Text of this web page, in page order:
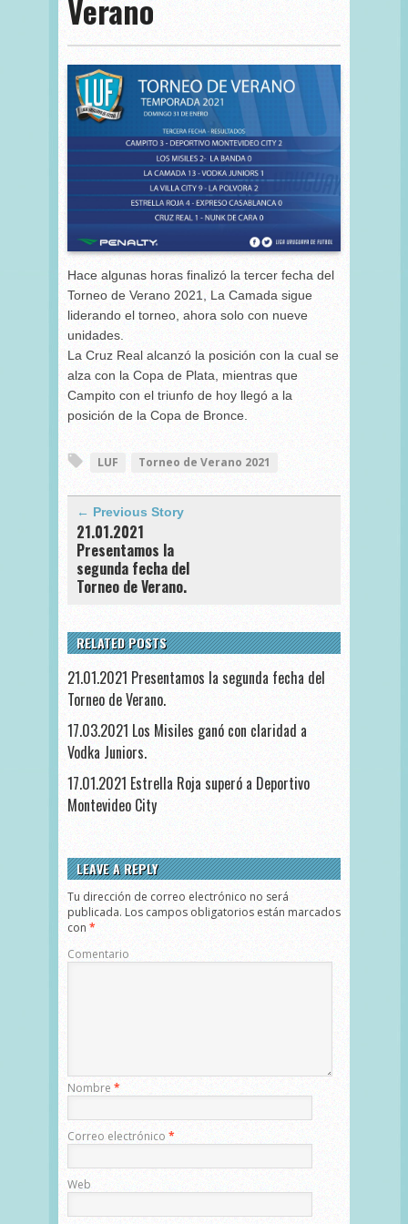
Verano
Hace algunas horas finalizó la tercer fecha del
Torneo de Verano 2021, La Camada sigue
liderando el torneo, ahora solo con nueve
unidades.
La Cruz Real alcanzó la posición con la cual se
alza con la Copa de Plata, mientras que
Campito con el triunfo de hoy llegó a la
posición de la Copa de Bronce.
LUF Torneo de Verano 2021
← Previous Story
21.01.2021
Presentamos la
segunda fecha del
Torneo de Verano.
RELATED POSTS
21.01.2021 Presentamos la segunda fecha del
Torneo de Verano.
17.03.2021 Los Misiles ganó con claridad a
Vodka Juniors.
17.01.2021 Estrella Roja superó a Deportivo
Montevideo City
LEAVE A REPLY
Tu dirección de correo electrónico no será
publicada. Los campos obligatorios están marcados
con *
Comentario
Nombre *
Correo electrónico *
Web